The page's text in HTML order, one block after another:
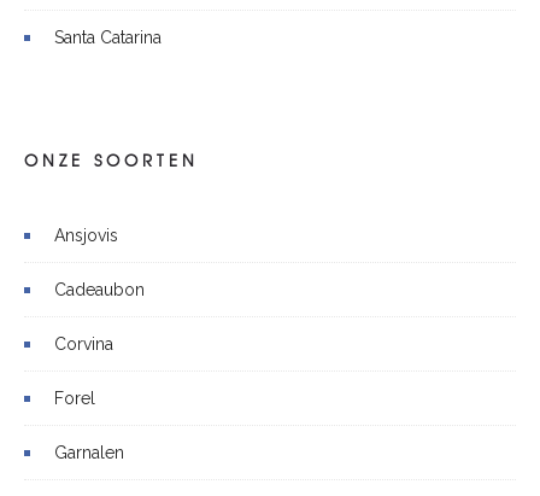
Santa Catarina
ONZE SOORTEN
Ansjovis
Cadeaubon
Corvina
Forel
Garnalen